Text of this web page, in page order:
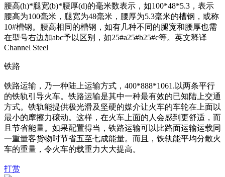
腰高(h)*腿宽(b)*腰厚(d)的毫米数表示，如100*48*5.3，表示
腰高为100毫米，腿宽为48毫米，腰厚为5.3毫米的槽钢，或称
10#槽钢。腰高相同的槽钢，如有几种不同的腿宽和腰厚也需
在型号右边加abc予以区别，如25#a25#b25#c等。英文释译
Channel Steel
铁路
铁路运输，乃一种陆上运输方式，400*888*1061.以两条平行
的铁轨引导火车。铁路运输是其中一种最有效的已知陆上交通
方式。铁轨能提供极光滑及坚硬的媒介让火车的车轮在上面以
最小的摩擦力磙动。这样，在火车上面的人会感到更舒适，而
且节省能量。如果配置得当，铁路运输可以比路面运输运载同
一重量客货物时节省五至七成能量。而且，铁轨能平均分散火
车的重量，令火车的载重力大大提高。
打赏